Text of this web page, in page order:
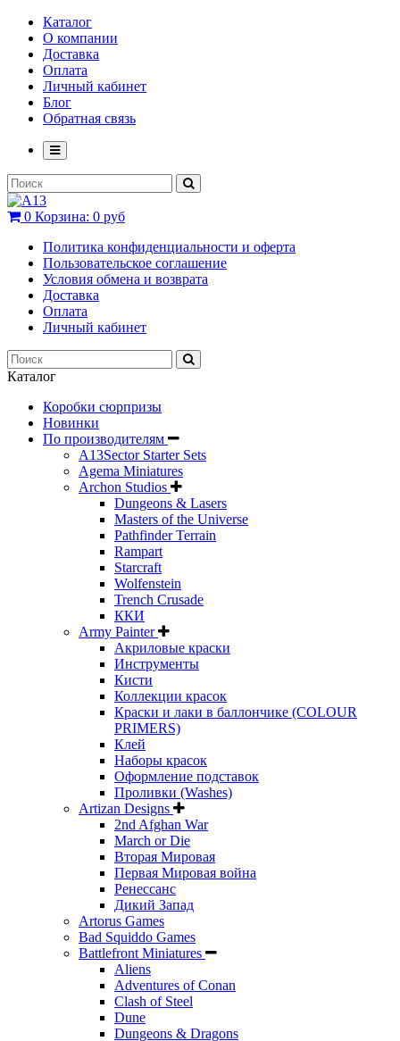
Каталог
О компании
Доставка
Оплата
Личный кабинет
Блог
Обратная связь
0 Корзина: 0 руб
Политика конфиденциальности и оферта
Пользовательское соглашение
Условия обмена и возврата
Доставка
Оплата
Личный кабинет
Каталог
Коробки сюрпризы
Новинки
По производителям
A13Sector Starter Sets
Agema Miniatures
Archon Studios
Dungeons & Lasers
Masters of the Universe
Pathfinder Terrain
Rampart
Starcraft
Wolfenstein
Trench Crusade
ККИ
Army Painter
Акриловые краски
Инструменты
Кисти
Коллекции красок
Краски и лаки в баллончике (COLOUR
PRIMERS)
Клей
Наборы красок
Оформление подставок
Проливки (Washes)
Artizan Designs
2nd Afghan War
March or Die
Вторая Мировая
Первая Мировая война
Ренессанс
Дикий Запад
Artorus Games
Bad Squiddo Games
Battlefront Miniatures
Aliens
Adventures of Conan
Clash of Steel
Dune
Dungeons & Dragons